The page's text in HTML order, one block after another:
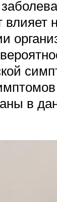
влияет
в